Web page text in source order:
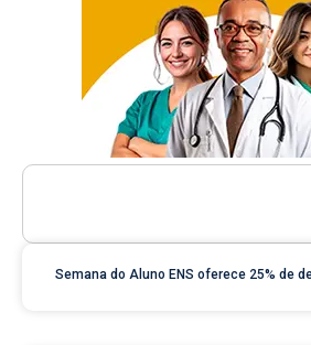
Semana do Aluno ENS oferece 25% de